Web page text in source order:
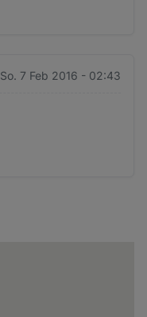
So. 7 Feb 2016 - 02:43